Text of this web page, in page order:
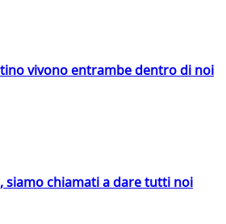
vivono entrambe dentro di noi
chiamati a dare tutti noi